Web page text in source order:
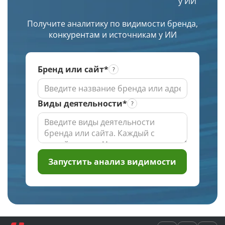
глубине
проверки
Получите аналитику по видимости бренда,
конкурентам и источникам у ИИ
Бренд или сайт*
Виды деятельности*
Запустить анализ видимости